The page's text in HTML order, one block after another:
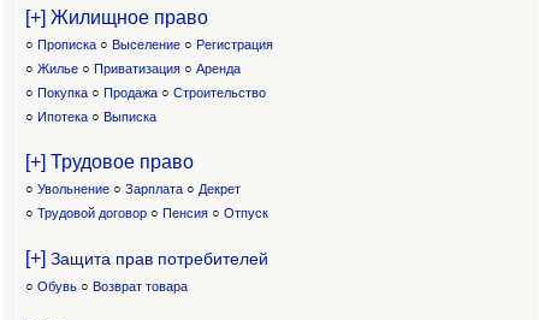
[+] Жилищное право
○ Прописка ○ Выселение ○ Регистрация
○ Жилье ○ Приватизация ○ Аренда
○ Покупка ○ Продажа ○ Строительство
○ Ипотека ○ Выписка
[+] Трудовое право
○ Увольнение ○ Зарплата ○ Декрет
○ Трудовой договор ○ Пенсия ○ Отпуск
[+] Защита прав потребителей
○ Обувь ○ Возврат товара